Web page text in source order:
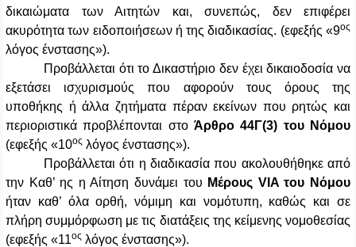
δικαιώματα των Αιτητών και, συνεπώς, δεν επιφέρει
ακυρότητα των ειδοποιήσεων ή της διαδικασίας. (εφεξής «9ος
λόγος ένστασης»).
Προβάλλεται ότι το Δικαστήριο δεν έχει δικαιοδοσία να
εξετάσει ισχυρισμούς που αφορούν τους όρους της
υποθήκης ή άλλα ζητήματα πέραν εκείνων που ρητώς και
περιοριστικά προβλέπονται στο Άρθρο 44Γ(3) του Νόμου
(εφεξής «10ος λόγος ένστασης»).
Προβάλλεται ότι η διαδικασία που ακολουθήθηκε από
την Καθ’ ης η Αίτηση δυνάμει του Μέρους VIA του Νόμου
ήταν καθ’ όλα ορθή, νόμιμη και νομότυπη, καθώς και σε
πλήρη συμμόρφωση με τις διατάξεις της κείμενης νομοθεσίας
(εφεξής «11ος λόγος ένστασης»).